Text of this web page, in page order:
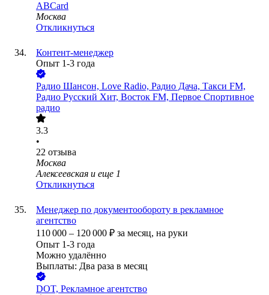
ABCard
Москва
Откликнуться
Контент-менеджер
Опыт 1-3 года
Радио Шансон, Love Radio, Радио Дача, Такси FM,
Радио Русский Хит, Восток FM, Первое Спортивное
радио
3.3
•
22 отзыва
Москва
Алексеевская и еще 1
Откликнуться
Менеджер по документообороту в рекламное
агентство
110 000 – 120 000 ₽ за месяц, на руки
Опыт 1-3 года
Можно удалённо
Выплаты: Два раза в месяц
DOT, Рекламное агентство